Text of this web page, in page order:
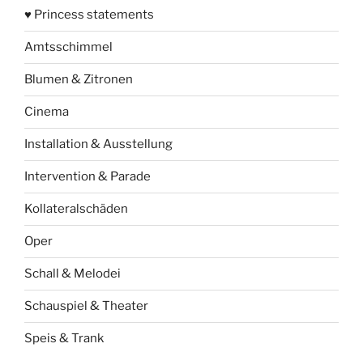
♥ Princess statements
Amtsschimmel
Blumen & Zitronen
Cinema
Installation & Ausstellung
Intervention & Parade
Kollateralschäden
Oper
Schall & Melodei
Schauspiel & Theater
Speis & Trank